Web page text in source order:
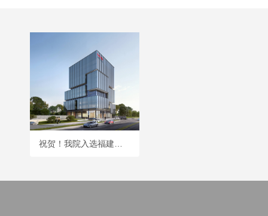
祝贺！我院入选福建省18个省级人工智能典型应用场景